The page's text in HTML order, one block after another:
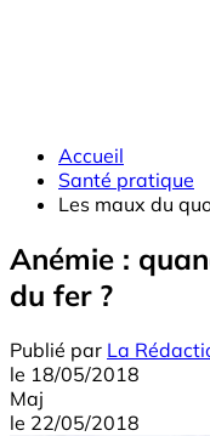
Accueil
Santé pratique
Les maux du
Anémie :
du fer ?
Publié par La
le 18/05/2018
Maj
le 22/05/2018